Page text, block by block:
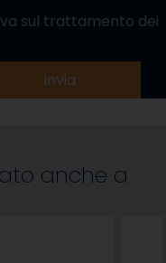
sul trattamento dei
invia
anche a